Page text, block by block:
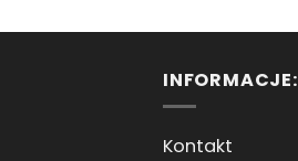
INFORMACJE:
Kontakt